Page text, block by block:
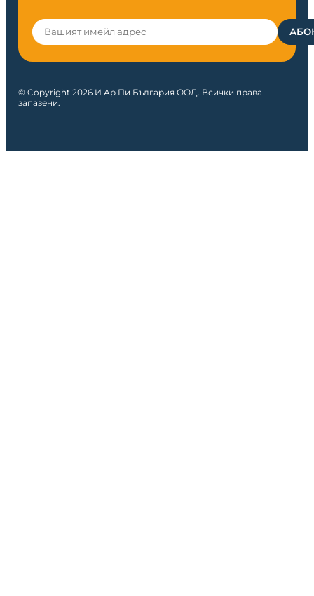
© Copyright 2026 И Ар Пи България ООД. Всички права
запазени.